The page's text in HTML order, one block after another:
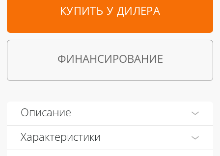
КУПИТЬ У ДИЛЕРА
ФИНАНСИРОВАНИЕ
Описание
Характеристики